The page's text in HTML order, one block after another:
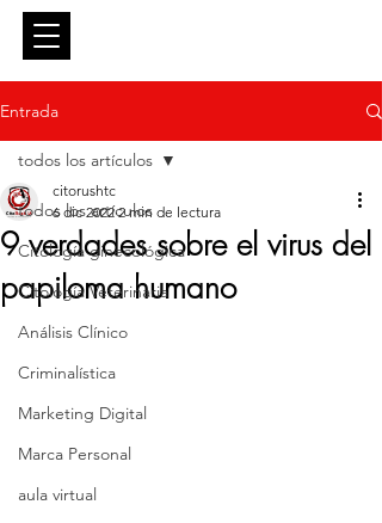
Entrada
todos los artículos
Citología ginecológica
Citología Veterinaria
Análisis Clínico
Criminalística
Marketing Digital
Marca Personal
aula virtual
todos los artículos
9 verdades sobre el virus del
papiloma humano
citorushtc
6 dic 2022 2 min de lectura